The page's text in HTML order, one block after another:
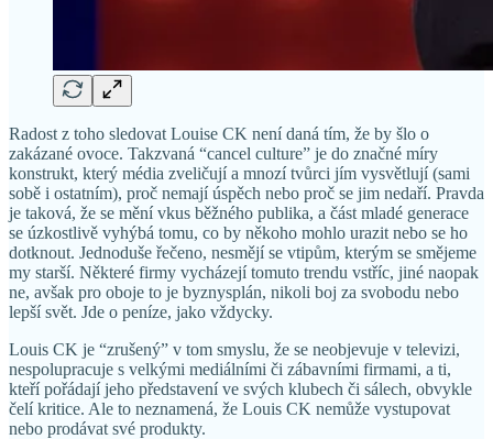
Radost z toho sledovat Louise CK není daná tím, že by šlo o
zakázané ovoce. Takzvaná “cancel culture” je do značné míry
konstrukt, který média zveličují a mnozí tvůrci jím vysvětlují (sami
sobě i ostatním), proč nemají úspěch nebo proč se jim nedaří. Pravda
je taková, že se mění vkus běžného publika, a část mladé generace
se úzkostlivě vyhýbá tomu, co by někoho mohlo urazit nebo se ho
dotknout. Jednoduše řečeno, nesmějí se vtipům, kterým se smějeme
my starší. Některé firmy vycházejí tomuto trendu vstříc, jiné naopak
ne, avšak pro oboje to je byznysplán, nikoli boj za svobodu nebo
lepší svět. Jde o peníze, jako vždycky.
Louis CK je “zrušený” v tom smyslu, že se neobjevuje v televizi,
nespolupracuje s velkými mediálními či zábavními firmami, a ti,
kteří pořádají jeho představení ve svých klubech či sálech, obvykle
čelí kritice. Ale to neznamená, že Louis CK nemůže vystupovat
nebo prodávat své produkty.